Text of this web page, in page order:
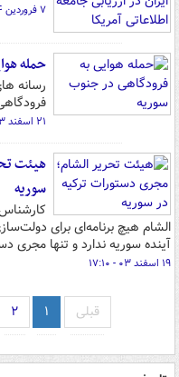
۷ فروردین ۰۴ - ۰۷:۳۷
حمله
رسانه
۲۱ اسفند ۰۳ - ۱۳:۲۳
هیئت
سوریه
الشام هیچ برنامه‌ای برای
آینده سوریه ندارد و تنها مجری
۱۹ اسفند ۰۳ - ۱۷:۱۰
قبلی ۱ ۲